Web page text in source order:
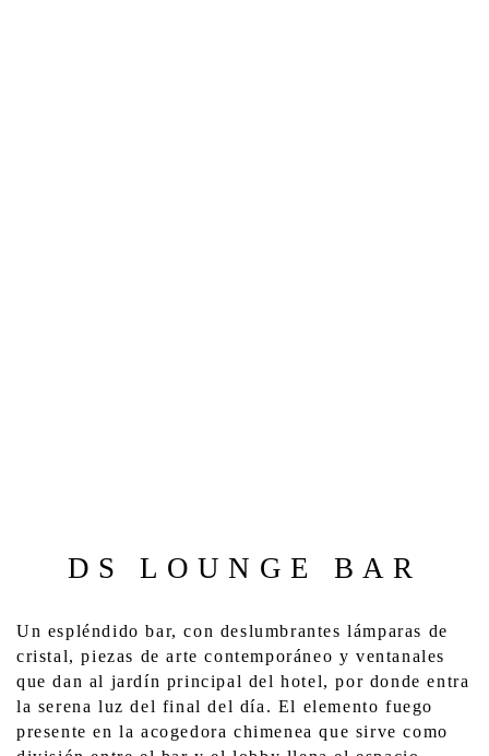
DS LOUNGE BAR
Un espléndido bar, con deslumbrantes lámparas de
cristal, piezas de arte contemporáneo y ventanales
que dan al jardín principal del hotel, por donde entra
la serena luz del final del día. El elemento fuego
presente en la acogedora chimenea que sirve como